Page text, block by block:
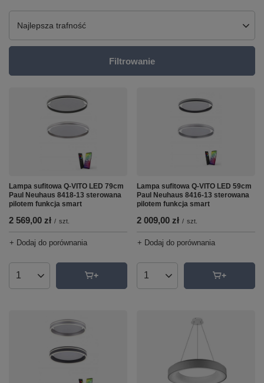
Zmień sortowanie
Najlepsza trafność
Filtrowanie
Lampa sufitowa Q-VITO LED 79cm
Paul Neuhaus 8418-13 sterowana
pilotem funkcja smart
2 569,00 zł / szt.
+ Dodaj do porównania
Ilość produktów
Lampa sufitowa Q-VITO LED 59cm
Paul Neuhaus 8416-13 sterowana
pilotem funkcja smart
2 009,00 zł / szt.
+ Dodaj do porównania
Ilość produktów